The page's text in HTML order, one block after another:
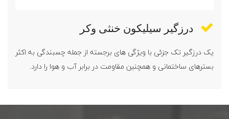
درزگیر سیلیکون خنثی وکر
یک درزگیر تک جزئی با ویژگی های برجسته از جمله چسبندگی به اکثر
بسترهای ساختمانی و همچنین مقاومت در برابر آب و هوا را دارد.